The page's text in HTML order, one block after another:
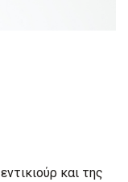
και της